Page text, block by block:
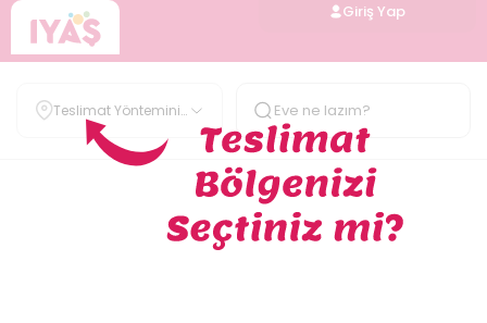
Giriş Yap
Teslimat Yöntemini
Belirle